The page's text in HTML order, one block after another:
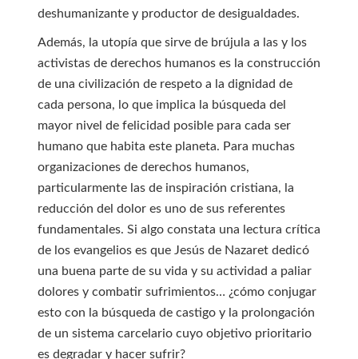
deshumanizante y productor de desigualdades.
Además, la utopía que sirve de brújula a las y los
activistas de derechos humanos es la construcción
de una civilización de respeto a la dignidad de
cada persona, lo que implica la búsqueda del
mayor nivel de felicidad posible para cada ser
humano que habita este planeta. Para muchas
organizaciones de derechos humanos,
particularmente las de inspiración cristiana, la
reducción del dolor es uno de sus referentes
fundamentales. Si algo constata una lectura crítica
de los evangelios es que Jesús de Nazaret dedicó
una buena parte de su vida y su actividad a paliar
dolores y combatir sufrimientos… ¿cómo conjugar
esto con la búsqueda de castigo y la prolongación
de un sistema carcelario cuyo objetivo prioritario
es degradar y hacer sufrir?